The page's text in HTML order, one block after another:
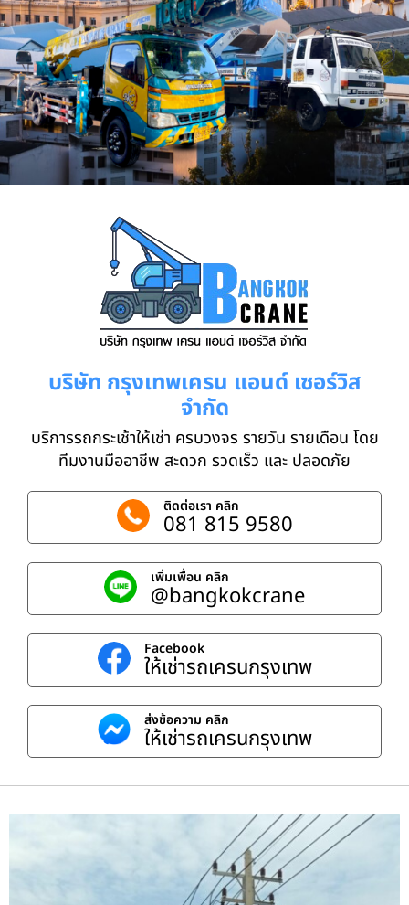
บริษัท กรุงเทพเครน แอนด์ เซอร์วิส
จำกัด
บริการรถกระเช้าให้เช่า ครบวงจร รายวัน รายเดือน โดย
ทีมงานมืออาชีพ สะดวก รวดเร็ว และ ปลอดภัย
ติดต่อเรา คลิก
081 815 9580
เพิ่มเพื่อน คลิก
@bangkokcrane
Facebook
ให้เช่ารถเครนกรุงเทพ
ส่งข้อความ คลิก
ให้เช่ารถเครนกรุงเทพ